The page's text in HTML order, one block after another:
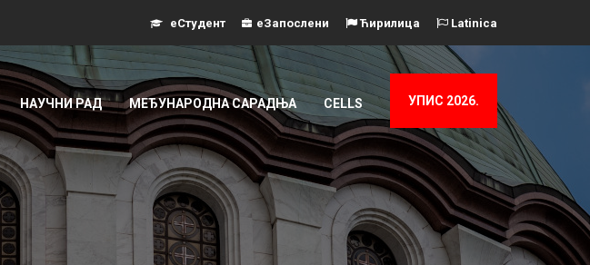
еСтудент еЗапослени Ћирилица Latinica
НАУЧНИ РАД МЕЂУНАРОДНА САРАДЊА CELLS УПИС 2026.